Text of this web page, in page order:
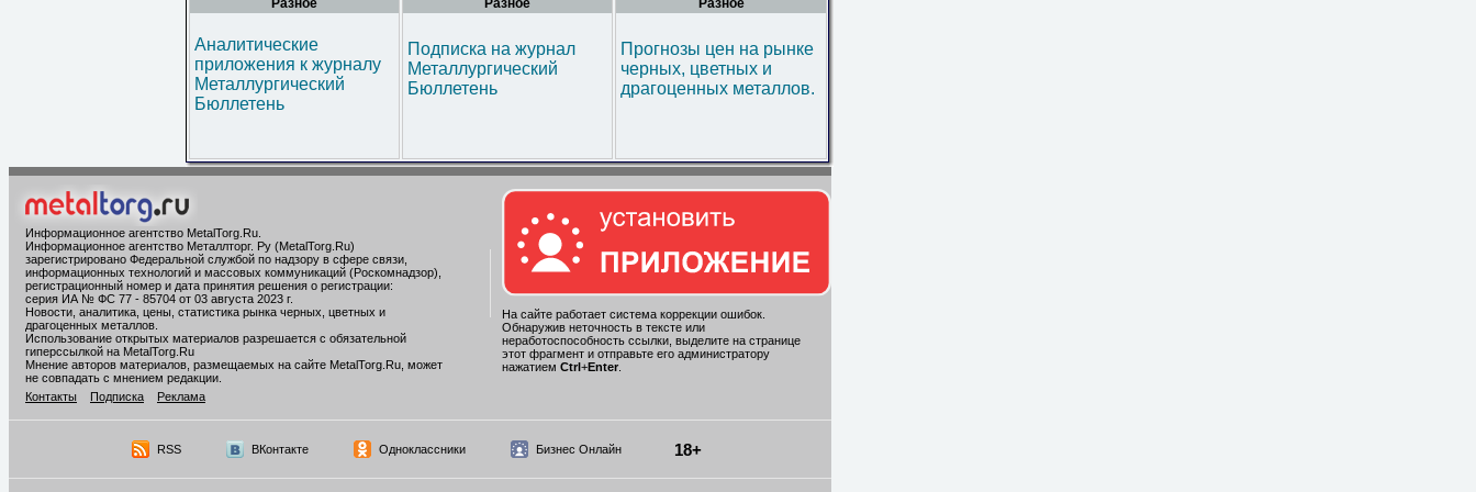
Разное
Аналитические
приложения к журналу
Металлургический
Бюллетень
Разное
Подписка на журнал
Металлургический
Бюллетень
Разное
Прогнозы цен на рынке
черных, цветных и
драгоценных металлов.
Информационное агентство MetalTorg.Ru
Информационное агентство Металлторг. Ру (MetalTorg.Ru)
зарегистрировано Федеральной службой по надзору в сфере связи,
информационных технологий и массовых коммуникаций (Роскомнадзор),
регистрационный номер и дата принятия решения о регистрации:
серия ИА № ФС 77 - 85704 от 03 августа 2023 г.
Новости, аналитика, цены, статистика рынка черных, цветных и
драгоценных металлов.
Использование открытых материалов разрешается с обязательной
гиперссылкой на MetalTorg.Ru
Мнение авторов материалов, размещаемых на сайте MetalTorg.Ru, может
не совпадать с мнением редакции.
Контакты
Подписка Реклама
На сайте работает система коррекции ошибок.
Обнаружив неточность в тексте или
неработоспособность ссылки, выделите на странице
этот фрагмент и отправьте его администратору
нажатием Ctrl +Enter.
RSS ВКонтакте Одноклассники Бизнес Онлайн 18+